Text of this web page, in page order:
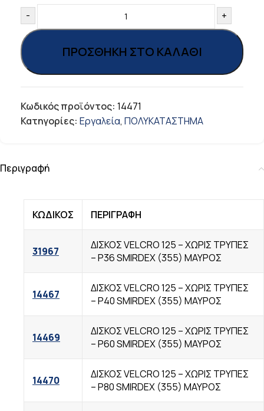
- +
ΠΡΟΣΘΉΚΗ ΣΤΟ ΚΑΛΆΘΙ
Κωδικός προϊόντος: 14471
Κατηγορίες: Εργαλεία, ΠΟΛΥΚΑΤΑΣΤΗΜΑ
Περιγραφή
ΚΩΔΙΚΟΣ ΠΕΡΙΓΡΑΦΗ
31967
ΔΙΣΚΟΣ VELCRO 125 – ΧΩΡΙΣ TΡΥΠΕΣ
– Ρ36 SMIRDEX (355) ΜΑΥΡΟΣ
14467
ΔΙΣΚΟΣ VELCRO 125 – ΧΩΡΙΣ TΡΥΠΕΣ
– Ρ40 SMIRDEX (355) ΜΑΥΡΟΣ
14469
ΔΙΣΚΟΣ VELCRO 125 – ΧΩΡΙΣ TΡΥΠΕΣ
– Ρ60 SMIRDEX (355) ΜΑΥΡΟΣ
14470
ΔΙΣΚΟΣ VELCRO 125 – ΧΩΡΙΣ TΡΥΠΕΣ
– Ρ80 SMIRDEX (355) ΜΑΥΡΟΣ